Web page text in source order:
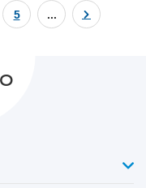
5 ...